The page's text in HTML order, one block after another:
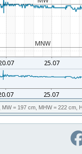
MW= 197 cm, MHW= 222 cm,